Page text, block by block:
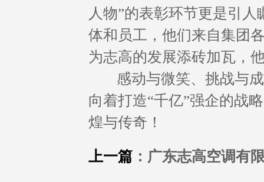
人物”的表彰环节更是引
体和员工，他们来自集团
为志高的发展添砖加瓦，
感动与微笑、挑战与成
向着打造“千亿”强企的战
煌与传奇！
上一篇 ：广东志高空调有